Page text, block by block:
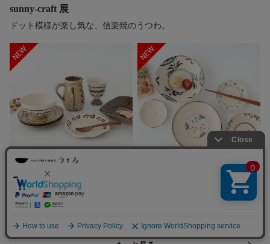
sunny-craft 展
ドット模様が楽し気な、信楽焼のうつわ。
7.30(Sat) -8.11(Tue)
丹窓窯 展
存在感のある、丹波焼のスリッ
7.25(Sat) -8.9(Sun)